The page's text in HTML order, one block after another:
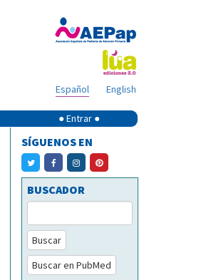
English
Español
● Entrar ●
SÍGUENOS EN
BUSCADOR
Buscar
Buscar en PubMed